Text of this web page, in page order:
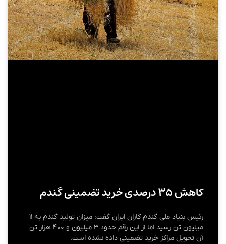
کاهش ۳۵ درصدی خرید تضمینی گندم
رئیس بنیاد ملی گندم کاران ایران گفت: میزان تولید گندم به ۱۱
میلیون تن رسید اما از این رقم حدود ۳ میلیون و ۴۰۰ هزار تن
آن تحویل مراکز خرید تضمینی داده نشده است.